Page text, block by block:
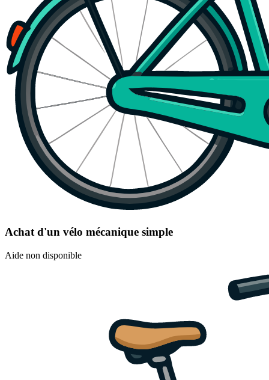
Achat d'un vélo mécanique simple
Aide non disponible